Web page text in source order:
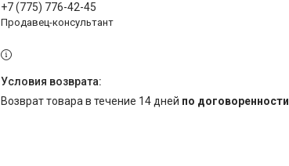
+7 (775) 776-42-45
Продавец-консультант
возврат товара в течение 14 дней по договоренности